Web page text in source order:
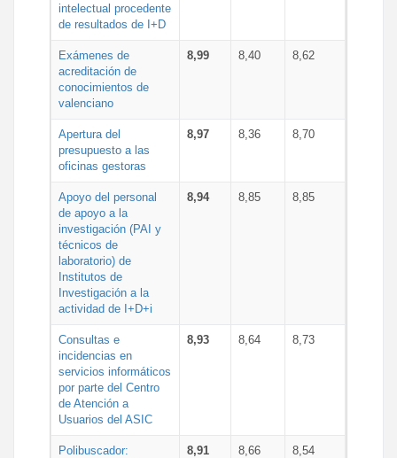
intelectual procedente
de resultados de I+D
Exámenes de
acreditación de
conocimientos de
valenciano
8,99 8,40 8,62
Apertura del
presupuesto a las
oficinas gestoras
8,97 8,36 8,70
Apoyo del personal
de apoyo a la
investigación (PAI y
técnicos de
laboratorio) de
Institutos de
Investigación a la
actividad de I+D+i
8,94 8,85 8,85
Consultas e
incidencias en
servicios informáticos
por parte del Centro
de Atención a
Usuarios del ASIC
8,93 8,64 8,73
Polibuscador:
8,91 8,66 8,54